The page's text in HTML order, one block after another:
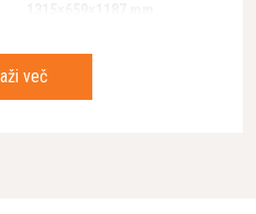
335 mm
več